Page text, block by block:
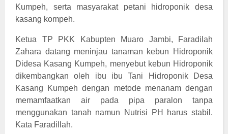
Kumpeh, serta masyarakat petani hidroponik desa
kasang kompeh.
Ketua TP PKK Kabupten Muaro Jambi, Faradilah
Zahara datang meninjau tanaman kebun Hidroponik
Didesa Kasang Kumpeh, menyebut kebun Hidroponik
dikembangkan oleh ibu ibu Tani Hidroponik Desa
Kasang Kumpeh dengan metode menanam dengan
memamfaatkan air pada pipa paralon tanpa
menggunakan tanah namun Nutrisi PH harus stabil.
Kata Faradillah.